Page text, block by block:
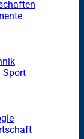
Sport